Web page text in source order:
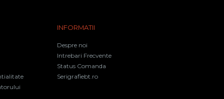
INFORMATII
Despre noi
Intrebari Frecvente
Status Comanda
Serigrafiebt.ro